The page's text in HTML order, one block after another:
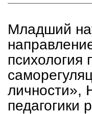
Младший
психология
личности»,
педагогики